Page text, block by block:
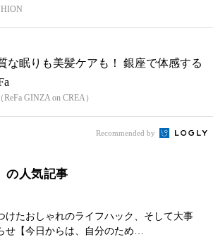
な眠りも美髪ケアも！ 銀座で体感する
ReFa GINZA on CREA）
Recommended by
の人気記事
けたおしゃれのライフハック、そして大事
せ【今日からは、自分のため…